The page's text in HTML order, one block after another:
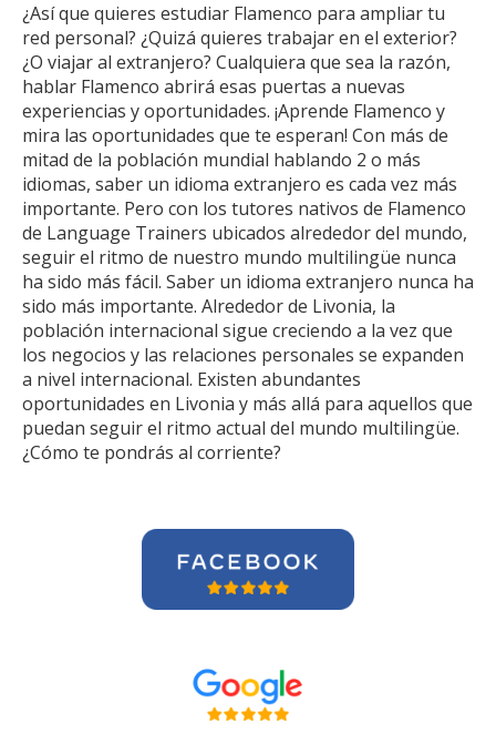
¿Así que quieres estudiar Flamenco para ampliar tu
red personal? ¿Quizá quieres trabajar en el exterior?
¿O viajar al extranjero? Cualquiera que sea la razón,
hablar Flamenco abrirá esas puertas a nuevas
experiencias y oportunidades. ¡Aprende Flamenco y
mira las oportunidades que te esperan! Con más de
mitad de la población mundial hablando 2 o más
idiomas, saber un idioma extranjero es cada vez más
importante. Pero con los tutores nativos de Flamenco
de Language Trainers ubicados alrededor del mundo,
seguir el ritmo de nuestro mundo multilingüe nunca
ha sido más fácil. Saber un idioma extranjero nunca ha
sido más importante. Alrededor de Livonia, la
población internacional sigue creciendo a la vez que
los negocios y las relaciones personales se expanden
a nivel internacional. Existen abundantes
oportunidades en Livonia y más allá para aquellos que
puedan seguir el ritmo actual del mundo multilingüe.
¿Cómo te pondrás al corriente?